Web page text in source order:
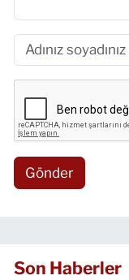
Gönder
Son Haberler